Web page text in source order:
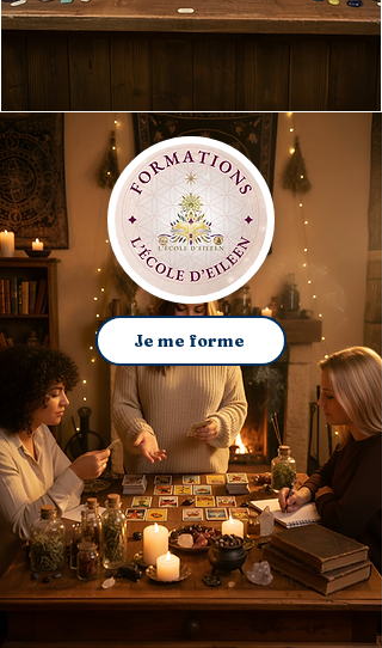
Je me forme